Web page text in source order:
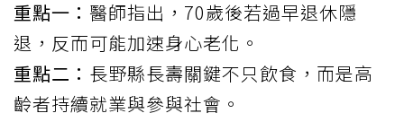
重點一： 醫師指出，70歲後若過早退休隱
退，反而可能加速身心老化。
重點二： 長野縣長壽關鍵不只飲食，而是高
齡者持續就業與參與社會。